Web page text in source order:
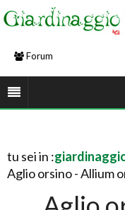
Forum
tu sei in :
Aglio orsino - Allium